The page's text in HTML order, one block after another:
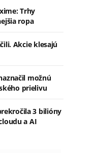
Trhy
ropa
Akcie klesajú
možnú
prielivu
3 bilióny
a AI